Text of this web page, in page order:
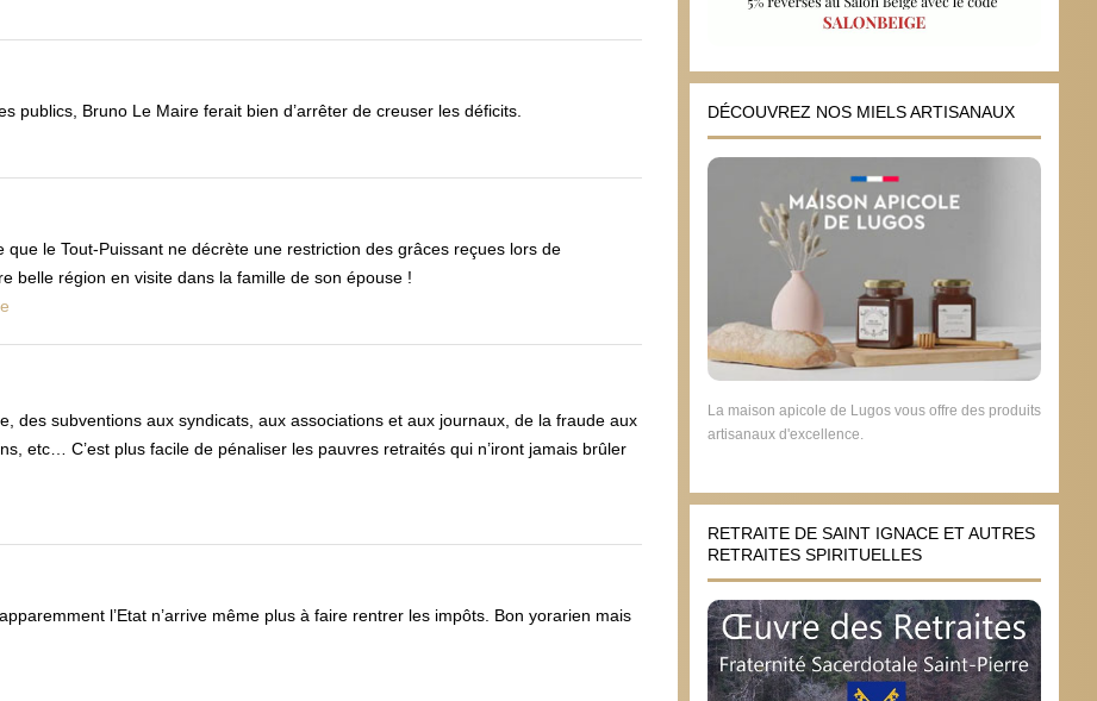
publics, Bruno Le Maire ferait bien d’arrêter de creuser les déficits.
le Tout-Puissant ne décrète une restriction des grâces reçues lors de
belle région en visite dans la famille de son épouse !
des subventions aux syndicats, aux associations et aux journaux, de la fraude aux
etc… C’est plus facile de pénaliser les pauvres retraités qui n’iront jamais brûler
l’Etat n’arrive même plus à faire rentrer les impôts. Bon yorarien mais
DÉCOUVREZ NOS MIELS ARTISANAUX
La maison apicole de Lugos vous offre des produits
artisanaux d'excellence.
RETRAITE DE SAINT IGNACE ET AUTRES
RETRAITES SPIRITUELLES